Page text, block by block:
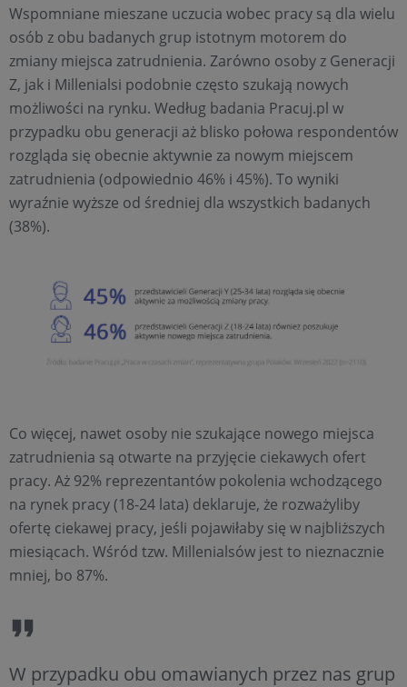
Wspomniane mieszane uczucia wobec pracy są dla wielu
osób z obu badanych grup istotnym motorem do
zmiany miejsca zatrudnienia. Zarówno osoby z Generacji
Z, jak i Millenialsi podobnie często szukają nowych
możliwości na rynku. Według badania Pracuj.pl w
przypadku obu generacji aż blisko połowa respondentów
rozgląda się obecnie aktywnie za nowym miejscem
zatrudnienia (odpowiednio 46% i 45%). To wyniki
wyraźnie wyższe od średniej dla wszystkich badanych
(38%).
Co więcej, nawet osoby nie szukające nowego miejsca
zatrudnienia są otwarte na przyjęcie ciekawych ofert
pracy. Aż 92% reprezentantów pokolenia wchodzącego
na rynek pracy (18-24 lata) deklaruje, że rozważyliby
ofertę ciekawej pracy, jeśli pojawiłaby się w najbliższych
miesiącach. Wśród tzw. Millenialsów jest to nieznacznie
mniej, bo 87%.
W przypadku obu omawianych przez nas grup